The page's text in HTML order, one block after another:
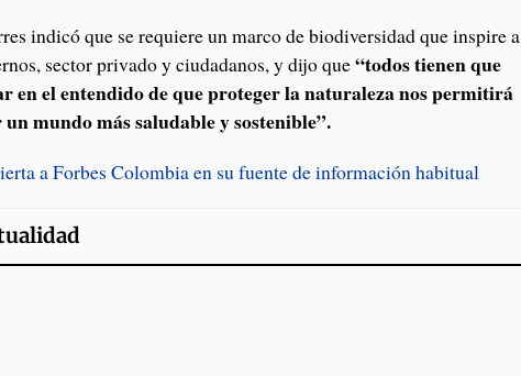
indicó que se requiere un marco de biodiversidad que inspire a
sector privado y ciudadanos, y dijo que“todos tienen que
en el entendido de que proteger la naturaleza nos permitirá
un mundo más saludable y sostenible”.
a Forbes Colombia en su fuente de información habitual